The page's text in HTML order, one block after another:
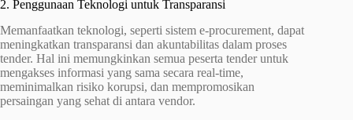
2. Penggunaan Teknologi untuk Transparansi
Memanfaatkan teknologi, seperti sistem e-procurement, dapat
meningkatkan transparansi dan akuntabilitas dalam proses
tender. Hal ini memungkinkan semua peserta tender untuk
mengakses informasi yang sama secara real-time,
meminimalkan risiko korupsi, dan mempromosikan
persaingan yang sehat di antara vendor.